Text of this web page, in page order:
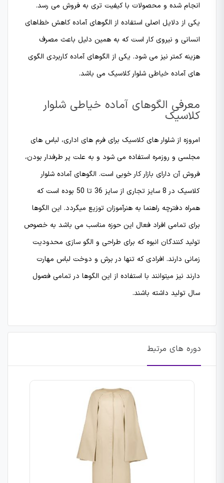
انجام شده و محصولات با کیفیت تری به فروش می رسد.
یکی از دلایل اصلی استفاده از الگوهای آماده کاهش خطاهای
انسانی و نیروی کار است که به همین دلیل باعث مصرف
هزینه کمتر نیز می شود. یکی از الگوهای آماده کاربردی الگوی
های آماده خیاطی شلوار کلاسیک می باشد.
معرفی الگوهای آماده خیاطی شلوار
کلاسیک
امروزه از شلوار های کلاسیک برای فرم های اداری، لباس های
مجلسی و روزمره استفاده می شود و به علت پر طرفدار بودن،
فروش آن دارای بازار کار خوبی است. الگوهای آماده شلوار
کلاسیک در 8 سایز تجاری از سایز 36 تا 50 بوده است که
همراه دفترچه راهنما به هنرآموزان توزیع میگردد. این الگوها
برای تمامی افراد فعال این حوزه مناسب می باشد به خصوص
تولید کنندگان انبوه که برای طراحی و الگو سازی محدودیت
زمانی دارند. افرادی که تنها در برش و دوخت لباس مهارت
دارند نیز میتوانند با استفاده از این الگوها در تمامی فصول
سال تولید داشته باشند.
دوره های مرتبط